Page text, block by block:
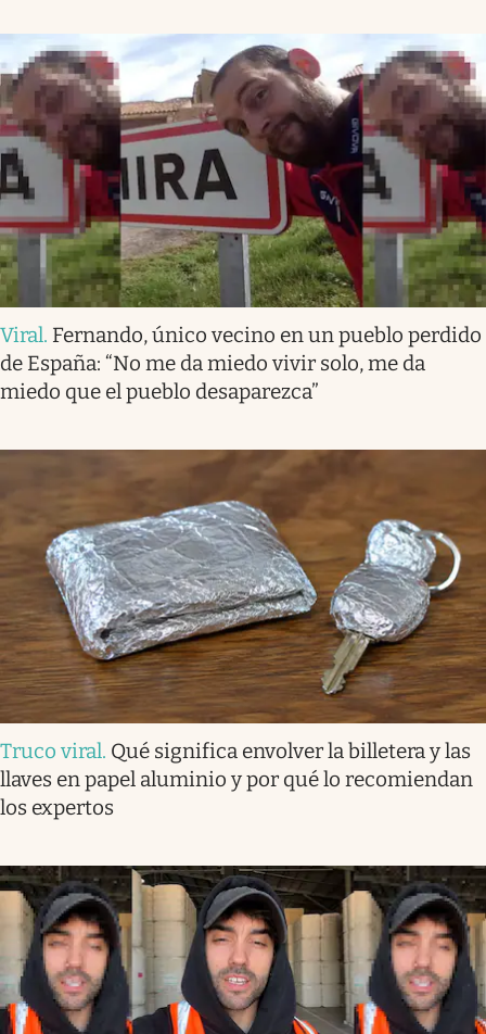
Viral. Fernando, único vecino en un pueblo perdido
de España: “No me da miedo vivir solo, me da
miedo que el pueblo desaparezca”
Truco viral. Qué significa envolver la billetera y las
llaves en papel aluminio y por qué lo recomiendan
los expertos